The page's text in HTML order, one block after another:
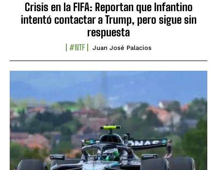
Crisis en la FIFA: Reportan que Infantino
intentó contactar a Trump, pero sigue sin
respuesta
#NTF Juan José Palacios